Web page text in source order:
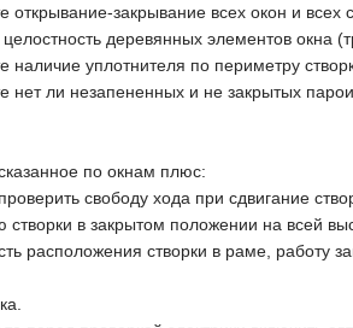
открывание-закрывание всех окон и всех
целостность деревянных элементов окна
наличие уплотнителя по периметру
нет ли незапененных и не закрытых
по окнам плюс:
свободу хода при сдвигание
створки в закрытом положении на всей
расположения створки в раме, работу